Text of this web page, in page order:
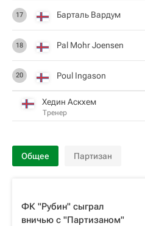
17 Барталь Вардум
18 Pal Mohr Joensen
20 Poul Ingason
Хедин Аскхем
Тренер
Общее Партизан
ФК "Рубин" сыграл
вничью с "Партизаном"